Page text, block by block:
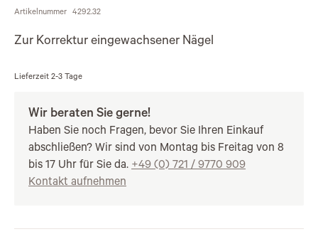
Artikelnummer 4292.32
Zur Korrektur eingewachsener Nägel
Lieferzeit 2-3 Tage
Wir beraten Sie gerne!
Haben Sie noch Fragen, bevor Sie Ihren Einkauf
abschließen? Wir sind von Montag bis Freitag von 8
bis 17 Uhr für Sie da. +49 (0) 721 / 9770 909
Kontakt aufnehmen